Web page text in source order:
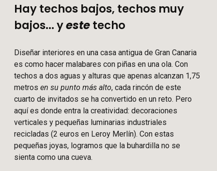
Hay techos bajos, techos muy
bajos... yestetecho
Diseñar interiores en una casa antigua de Gran Canaria
es como hacer malabares con piñas en una ola. Con
techos a dos aguas y alturas que apenas alcanzan 1,75
metrosen su punto más alto, cada rincón de este
cuarto de invitados se ha convertido en un reto. Pero
aquí es donde entra la creatividad: decoraciones
verticales y pequeñas luminarias industriales
recicladas (2 euros en Leroy Merlín). Con estas
pequeñas joyas, logramos que la buhardilla no se
sienta como una cueva.